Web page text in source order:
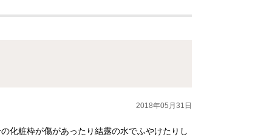
2018年05月31日
化粧枠が傷があったり結露の水でふやけたりし